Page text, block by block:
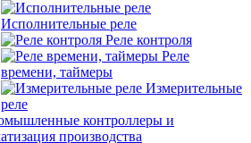
Исполнительные реле
Реле контроля
Реле
времени, таймеры
Измерительные
реле